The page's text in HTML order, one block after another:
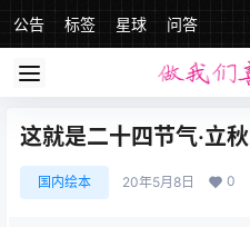
公告 标签 星球 问答
这就是二十四节气·立秋
国内绘本 20年5月8日 0